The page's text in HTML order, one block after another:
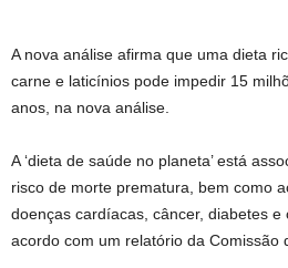
A nova análise afirma que uma dieta
carne e laticínios pode impedir 15
anos, na nova análise.
A ‘dieta de saúde no planeta’ está
risco de morte prematura, bem como
doenças cardíacas, câncer, diabetes
acordo com um relatório da Comissão